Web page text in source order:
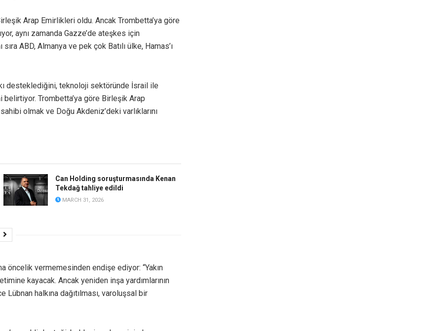
Arap Emirlikleri oldu. Ancak Trombetta’ya göre
aynı zamanda Gazze’de ateşkes için
ABD, Almanya ve pek çok Batılı ülke, Hamas’ı
desteklediğini, teknoloji sektöründe İsrail ile
belirtiyor. Trombetta’ya göre Birleşik Arap
olmak ve Doğu Akdeniz’deki varlıklarını
Can Holding soruşturmasında Kenan
Tekdağ tahliye edildi
MARCH 31, 2026
öncelik vermemesinden endişe ediyor: “Yakın
kayacak. Ancak yeniden inşa yardımlarının
halkına dağıtılması, varoluşsal bir